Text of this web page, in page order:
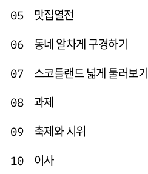
05 맛집열전
06 동네 알차게 구경하기
07 스코틀랜드 넓게 둘러보기
08 과제
09 축제와 시위
10 이사